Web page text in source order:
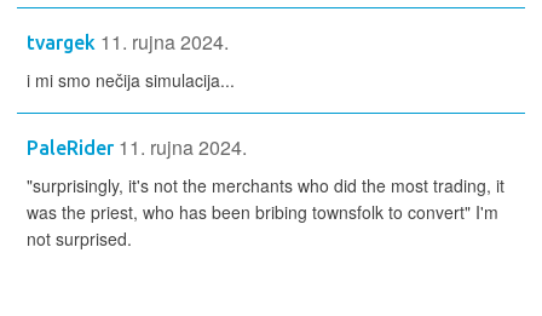
tvargek 11. rujna 2024.
i mi smo nečija simulacija...
PaleRider 11. rujna 2024.
"surprisingly, it's not the merchants who did the most trading, it
was the priest, who has been bribing townsfolk to convert" I'm
not surprised.